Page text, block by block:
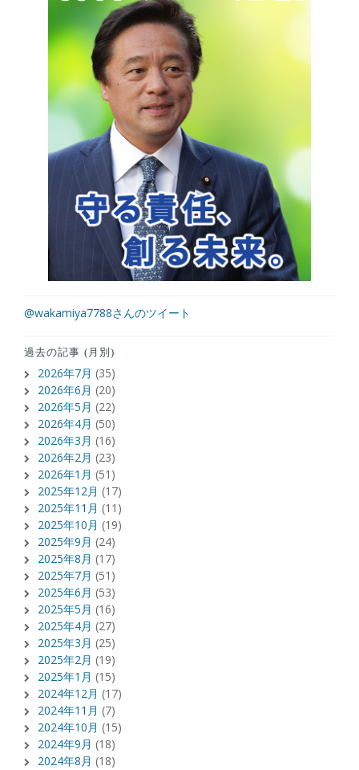
@wakamiya7788さんのツイート
過去の記事 (月別)
2026年7月 (35)
2026年6月 (20)
2026年5月 (22)
2026年4月 (50)
2026年3月 (16)
2026年2月 (23)
2026年1月 (51)
2025年12月 (17)
2025年11月 (11)
2025年10月 (19)
2025年9月 (24)
2025年8月 (17)
2025年7月 (51)
2025年6月 (53)
2025年5月 (16)
2025年4月 (27)
2025年3月 (25)
2025年2月 (19)
2025年1月 (15)
2024年12月 (17)
2024年11月 (7)
2024年10月 (15)
2024年9月 (18)
2024年8月 (18)